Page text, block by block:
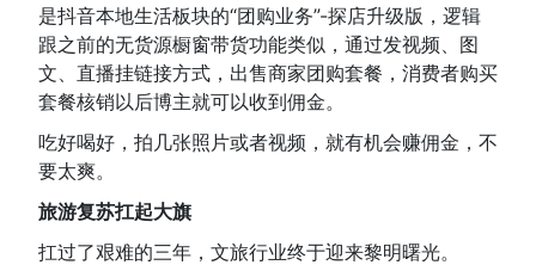
是抖音本地生活板块的“团购业务”-探店升级版，逻辑
跟之前的无货源橱窗带货功能类似，通过发视频、图
文、直播挂链接方式，出售商家团购套餐，消费者购买
套餐核销以后博主就可以收到佣金。
吃好喝好，拍几张照片或者视频，就有机会赚佣金，不
要太爽。
旅游复苏扛起大旗
扛过了艰难的三年，文旅行业终于迎来黎明曙光。